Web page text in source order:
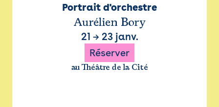
Portrait d'orchestre
Aurélien Bory
21 → 23 janv.
Réserver
au Théâtre de la Cité